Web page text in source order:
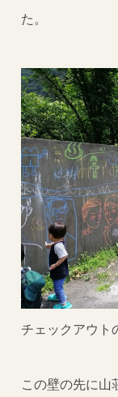
た。
チェックアウト
この壁の先に